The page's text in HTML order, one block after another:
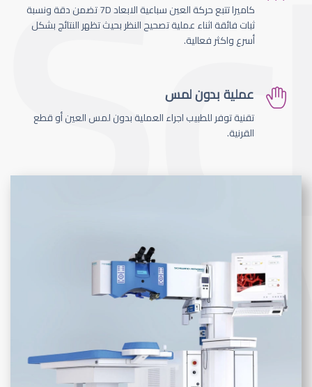
كاميرا تتبع حركة العين سباعية الابعاد 7D تضمن دقة ونسبة
ثبات فائقة اثناء عملية تصحيح النظر بحيث تظهر النتائج بشكل
أسرع واكثر فعالية.
عملية بدون لمس
تقنية توفر للطبيب اجراء العملية بدون لمس العين أو قطع
القرنية.